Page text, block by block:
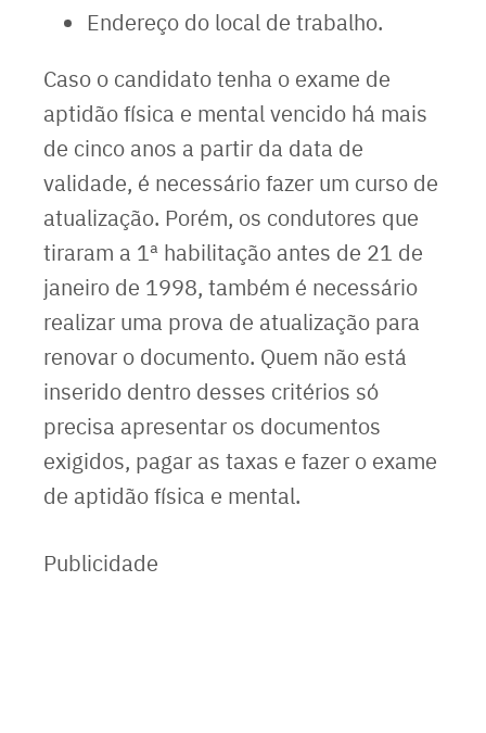
Endereço do local de trabalho.
Caso o candidato tenha o exame de
aptidão física e mental vencido há mais
de cinco anos a partir da data de
validade, é necessário fazer um curso de
atualização. Porém, os condutores que
tiraram a 1ª habilitação antes de 21 de
janeiro de 1998, também é necessário
realizar uma prova de atualização para
renovar o documento. Quem não está
inserido dentro desses critérios só
precisa apresentar os documentos
exigidos, pagar as taxas e fazer o exame
de aptidão física e mental.
Publicidade